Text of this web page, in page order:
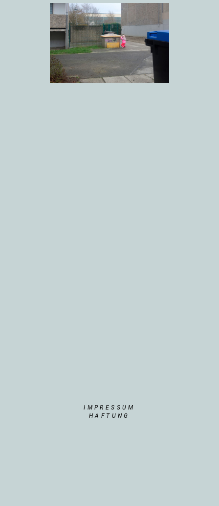
IMPRESSUM
HAFTUNG